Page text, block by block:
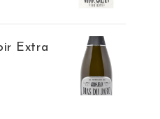
Extra